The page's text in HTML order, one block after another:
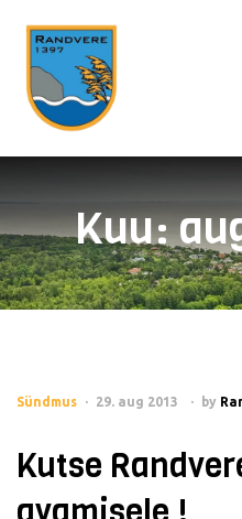
Kuu:
Sündmus 29. aug 2013 by
Kutse